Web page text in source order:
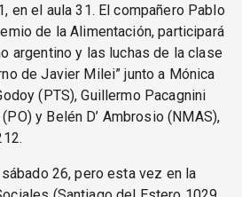
en el aula 31. El compañero Pablo
de la Alimentación, participará
argentino y las luchas de la clase
de Javier Milei” junto a Mónica
(PTS), Guillermo Pacagnini
y Belén D’ Ambrosio (NMAS),
26, pero esta vez en la